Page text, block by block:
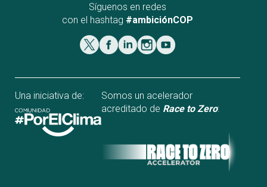
Síguenos en redes
con el hashtag #ambiciónCOP
Una iniciativa de:
Somos un acelerador
acreditado de Race to Zero: